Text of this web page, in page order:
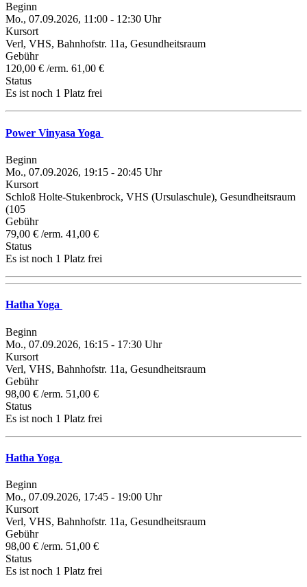
Beginn
Mo., 07.09.2026, 11:00 - 12:30 Uhr
Kursort
Verl, VHS, Bahnhofstr. 11a, Gesundheitsraum
Gebühr
120,00 € /erm. 61,00 €
Status
Es ist noch 1 Platz frei
Power Vinyasa Yoga
Beginn
Mo., 07.09.2026, 19:15 - 20:45 Uhr
Kursort
Schloß Holte-Stukenbrock, VHS (Ursulaschule), Gesundheitsraum
(105
Gebühr
79,00 € /erm. 41,00 €
Status
Es ist noch 1 Platz frei
Hatha Yoga
Beginn
Mo., 07.09.2026, 16:15 - 17:30 Uhr
Kursort
Verl, VHS, Bahnhofstr. 11a, Gesundheitsraum
Gebühr
98,00 € /erm. 51,00 €
Status
Es ist noch 1 Platz frei
Hatha Yoga
Beginn
Mo., 07.09.2026, 17:45 - 19:00 Uhr
Kursort
Verl, VHS, Bahnhofstr. 11a, Gesundheitsraum
Gebühr
98,00 € /erm. 51,00 €
Status
Es ist noch 1 Platz frei